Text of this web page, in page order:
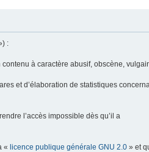
:
à caractère abusif, obscène,
et d’élaboration de statistiques
l’accès impossible dès qu’il a
« licence publique générale GNU 2.0 » et